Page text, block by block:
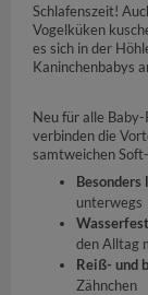
Schlafenszeit!
Vogelküken
es sich in der
Kaninchenbabys
Neu für alle
verbinden die
samtweichen
Besonders
unterwegs
den Alltag
Reiß- und
Zähnchen